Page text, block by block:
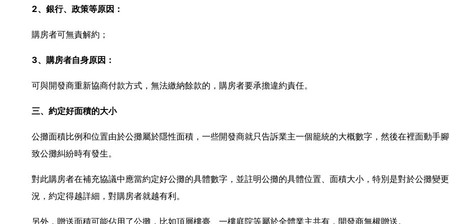
2、銀行、政策等原因：
購房者可無責解約；
3、購房者自身原因：
可與開發商重新協商付款方式，無法繳納餘款的，購房者要承擔違約責任。
三、約定好面積的大小
公攤面積比例和位置由於公攤屬於隱性面積，一些開發商就只告訴業主一個籠統的大概數字，然後在裡面動手
致公攤糾紛時有發生。
對此購房者在補充協議中應當約定好公攤的具體數字，並註明公攤的具體位置、面積大小，特別是對於公攤變
況，約定得越詳細，對購房者就越有利。
另外，贈送面積可能佔用了公攤，比如頂層樓臺、一樓庭院等屬於全體業主共有，開發商無權贈送。